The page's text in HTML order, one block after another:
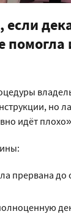
если
но
идёт
прервана до